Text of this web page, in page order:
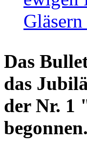
Das
das
der Nr. 1